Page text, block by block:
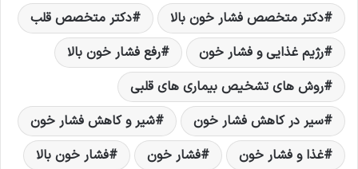
دکتر متخصص فشار خون بالا
دکتر متخصص قلب
رژیم غذایی و فشار خون
رفع فشار خون بالا
روش های تشخیص بیماری های قلبی
سیر در کاهش فشار خون
شیر و کاهش فشار خون
غذا و فشار خون
فشار خون
فشار خون بالا